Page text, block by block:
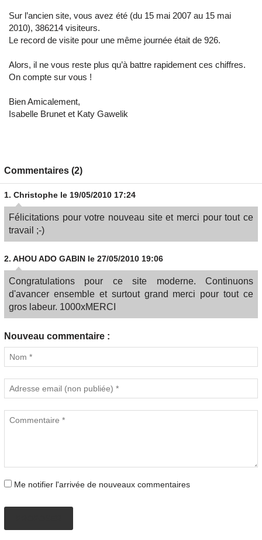
Sur l’ancien site, vous avez été (du 15 mai 2007 au 15 mai
2010), 386214 visiteurs.
Le record de visite pour une même journée était de 926.
Alors, il ne vous reste plus qu’à battre rapidement ces chiffres.
On compte sur vous !
Bien Amicalement,
Isabelle Brunet et Katy Gawelik
Commentaires (2)
1. Christophe le 19/05/2010 17:24
Félicitations pour votre nouveau site et merci pour tout ce
travail ;-)
2. AHOU ADO GABIN le 27/05/2010 19:06
Congratulations pour ce site moderne. Continuons
d'avancer ensemble et surtout grand merci pour tout ce
gros labeur. 1000xMERCI
Nouveau commentaire :
Me notifier l'arrivée de nouveaux commentaires